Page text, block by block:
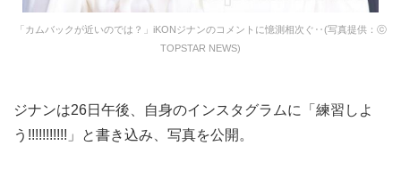
「カムバックが近いのでは？」iKONジナンのコメントに憶測相次ぐ‥(写真提供：ⓒ
TOPSTAR NEWS)
ジナンは26日午後、自身のインスタグラムに「練習しよ
う!!!!!!!!!!!」と書き込み、写真を公開。